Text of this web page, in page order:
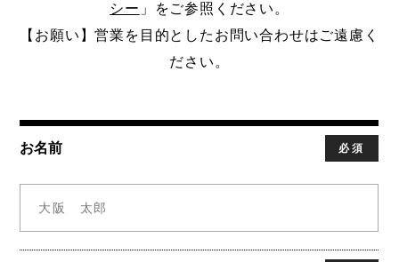
シー 」をご参照ください。
【お願い】営業を目的としたお問い合わせはご遠慮く
ださい。
お名前 必須